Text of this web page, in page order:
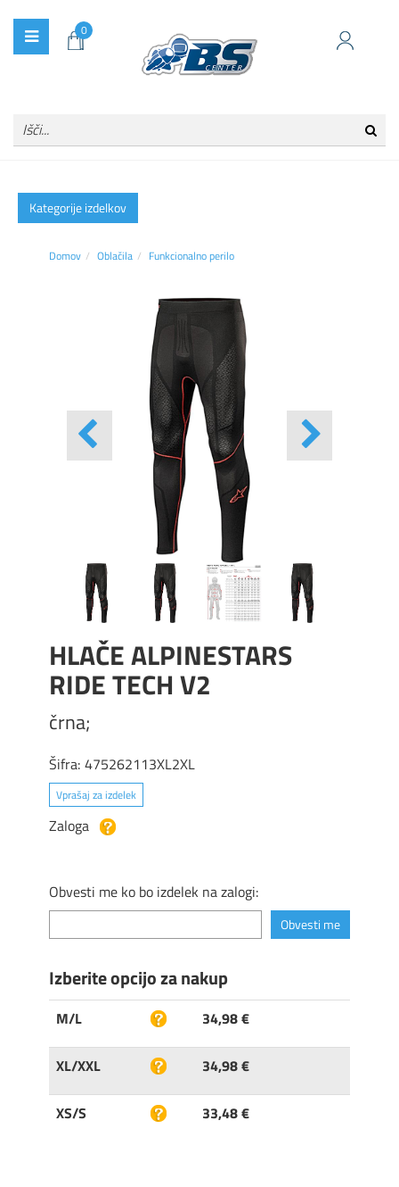
0
Kategorije izdelkov
Domov Oblačila Funkcionalno perilo
HLAČE ALPINESTARS
RIDE TECH V2
črna;
Šifra: 475262113XL2XL
Vprašaj za izdelek
Zaloga
Obvesti me ko bo izdelek na zalogi:
Izberite opcijo za nakup
M/L 34,98 €
XL/XXL 34,98 €
XS/S 33,48 €